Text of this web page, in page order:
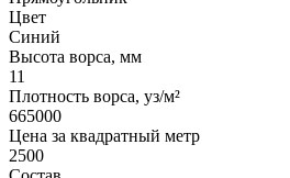
Цвет
Синий
Высота ворса, мм
11
Плотность ворса, уз/м²
665000
Цена за квадратный метр
2500